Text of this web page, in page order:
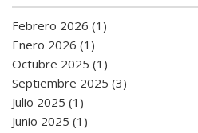
Febrero 2026 (1)
Enero 2026 (1)
Octubre 2025 (1)
Septiembre 2025 (3)
Julio 2025 (1)
Junio 2025 (1)